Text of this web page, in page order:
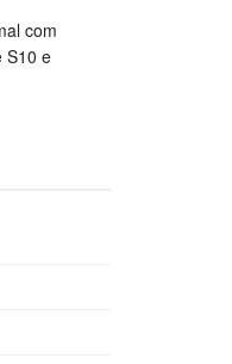
com
S10 e